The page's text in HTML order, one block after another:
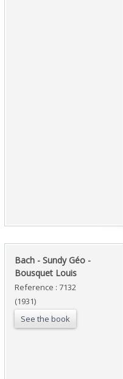
‎Bach - Sundy Géo -
Bousquet Louis‎
Reference : 7132
(1931)
See the book